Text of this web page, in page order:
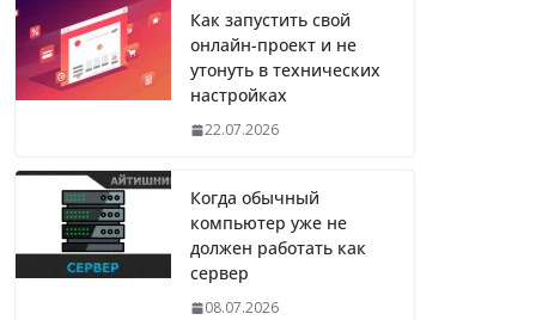
Как запустить свой
онлайн-проект и не
утонуть в технических
настройках
22.07.2026
Когда обычный
компьютер уже не
должен работать как
сервер
08.07.2026